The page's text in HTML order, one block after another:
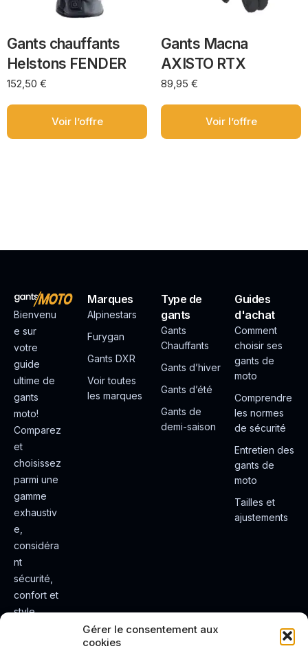
Gérer le consentement aux
cookies
Gants chauffants
Helstons FENDER
152,50 €
Voir l’offre
Gants Macna
AXISTO RTX
89,95 €
Voir l’offre
Bienvenu
e sur
votre
guide
ultime de
gants
moto!
Comparez
et
choisissez
parmi une
gamme
exhaustiv
e,
considéra
nt
sécurité,
confort et
style.
Marques
Alpinestars
Furygan
Gants DXR
Voir toutes
les marques
Type de
gants
Gants
Chauffants
Gants d’hiver
Gants d’été
Gants de
demi-saison
Guides
d'achat
Comment
choisir ses
gants de
moto
Comprendre
les normes
de sécurité
Entretien des
gants de
moto
Tailles et
ajustements